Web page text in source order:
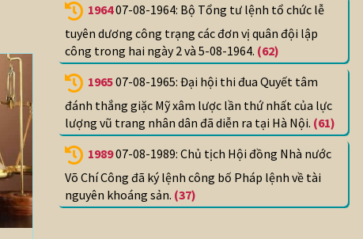
196407-08-1964: Bộ Tổng tư lệnh tổ chức lễ
tuyên dương công trạng các đơn vị quân đội lập
công trong hai ngày 2 và 5-08-1964. (62)
196507-08-1965: Đại hội thi đua Quyết tâm
đánh thắng giặc Mỹ xâm lược lần thứ nhất của lực
lượng vũ trang nhân dân đã diễn ra tại Hà Nội. (61)
198907-08-1989: Chủ tịch Hội đồng Nhà nước
Võ Chí Công đã ký lệnh công bố Pháp lệnh về tài
nguyên khoáng sản. (37)